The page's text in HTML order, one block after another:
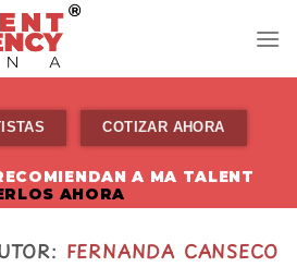
COTIZAR AHORA
A MA TALENT
AHORA
FERNANDA CANSECO